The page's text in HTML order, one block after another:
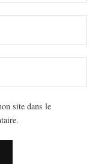
site dans le